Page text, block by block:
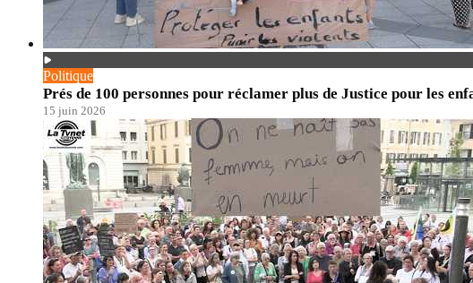
Politique
Prés de 100 personnes pour réclamer plus de Justice pour les
15 juin 2026